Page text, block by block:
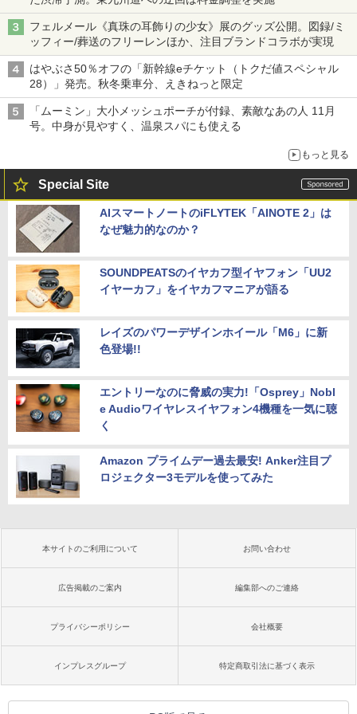
フェルメール《真珠の耳飾りの少女》展のグッズ公開。図録/ミ
ッフィー/葬送のフリーレンほか、注目ブランドコラボが実現
はやぶさ50％オフの「新幹線eチケット（トクだ値スペシャル
28）」発売。秋冬乗車分、えきねっと限定
「ムーミン」大小メッシュポーチが付録、素敵なあの人 11月
号。中身が見やすく、温泉スパにも使える
もっと見る
Special Site
AIスマートノートのiFLYTEK「AINOTE 2」は
なぜ魅力的なのか？
SOUNDPEATSのイヤカフ型イヤフォン「UU2
イヤーカフ」をイヤカフマニアが語る
レイズのパワーデザインホイール「M6」に新
色登場!!
エントリーなのに脅威の実力!「Osprey」Nobl
e Audioワイヤレスイヤフォン4機種を一気に聴
く
Amazon プライムデー過去最安! Anker注目プ
ロジェクター3モデルを使ってみた
本サイトのご利用について お問い合わせ
広告掲載のご案内 編集部へのご連絡
プライバシーポリシー 会社概要
インプレスグループ 特定商取引法に基づく表示